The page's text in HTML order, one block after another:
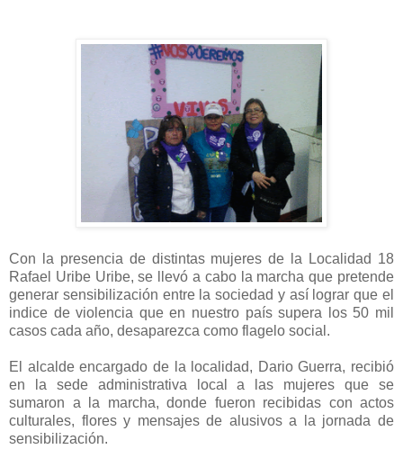
Con la presencia de distintas mujeres de la Localidad 18
Rafael Uribe Uribe, se llevó a cabo la marcha que pretende
generar sensibilización entre la sociedad y así lograr que el
indice de violencia que en nuestro país supera los 50 mil
casos cada año, desaparezca como flagelo social.
El alcalde encargado de la localidad, Dario Guerra, recibió
en la sede administrativa local a las mujeres que se
sumaron a la marcha, donde fueron recibidas con actos
culturales, flores y mensajes de alusivos a la jornada de
sensibilización.